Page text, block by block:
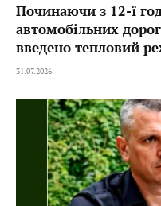
Починаючи з 12-ї
автомобільних
введено тепловий
31.07.2026